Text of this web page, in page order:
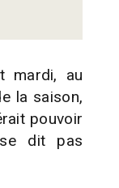
mardi, au
la saison,
pouvoir
dit pas